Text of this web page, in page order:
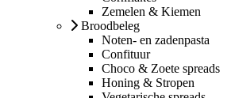
Zemelen & Kiemen
Broodbeleg
Noten- en zadenpasta
Confituur
Choco & Zoete spreads
Honing & Stropen